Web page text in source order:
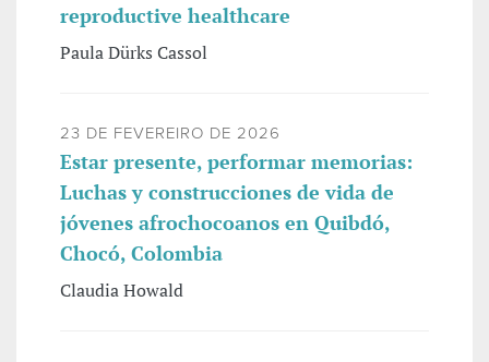
reproductive healthcare
Paula Dürks Cassol
23 DE FEVEREIRO DE 2026
Estar presente, performar memorias:
Luchas y construcciones de vida de
jóvenes afrochocoanos en Quibdó,
Chocó, Colombia
Claudia Howald